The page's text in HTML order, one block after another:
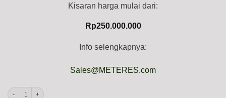
Kisaran harga mulai dari:
Rp250.000.000
Info selengkapnya:
Sales@METERES.com
INSIZE SCX-DMM72 Acoustic Imager Camera (72-CHannels MEMS Microphone,